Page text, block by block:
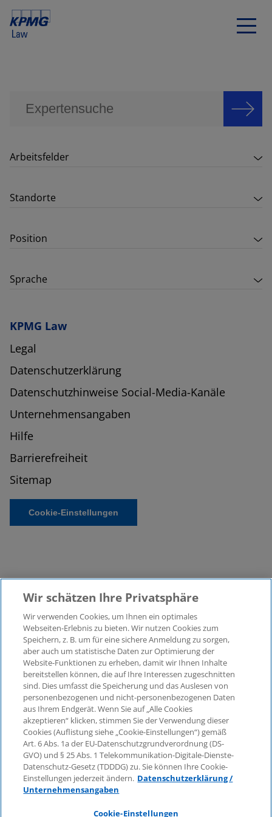
Arbeitsfelder
Standorte
Position
Sprache
KPMG Law
Legal
Datenschutzerklärung
Datenschutzhinweise Social-Media-Kanäle
Unternehmensangaben
Hilfe
Barrierefreiheit
Sitemap
Cookie-Einstellungen
©2026 KPMG Law Rechtsanwaltsgesellschaft mbH,
assoziiert mit der KPMG AG
Wirtschaftsprüfungsgesellschaft, einer
Aktiengesellschaft nach deutschem Recht und ein
Mitglied der globalen KPMG-Organisation
unabhängiger Mitgliedsfirmen, die KPMG International
Limited, einer Private English Company Limited by
Guarantee, angeschlossen sind. Alle Rechte
vorbehalten. Für weitere Einzelheiten über die Struktur
der globalen Organisation von KPMG besuchen Sie
bittehttps://home.kpmg/governance.
KPMG International erbringt keine Dienstleistungen für
Kunden. Keine Mitgliedsfirma ist befugt, KPMG
International oder eine andere Mitgliedsfirma
Wir schätzen Ihre Privatsphäre
Wir verwenden Cookies, um Ihnen ein optimales
Webseiten-Erlebnis zu bieten. Wir nutzen Cookies zum
Speichern, z. B. um für eine sichere Anmeldung zu sorgen,
aber auch um statistische Daten zur Optimierung der
Website-Funktionen zu erheben, damit wir Ihnen Inhalte
bereitstellen können, die auf Ihre Interessen zugeschnitten
sind. Dies umfasst die Speicherung und das Auslesen von
personenbezogenen und nicht-personenbezogenen Daten
aus Ihrem Endgerät. Wenn Sie auf „Alle Cookies
akzeptieren“ klicken, stimmen Sie der Verwendung dieser
Cookies (Auflistung siehe „Cookie-Einstellungen“) gemäß
Art. 6 Abs. 1a der EU-Datenschutzgrundverordnung (DS-
GVO) und § 25 Abs. 1 Telekommunikation-Digitale-Dienste-
Datenschutz-Gesetz (TDDDG) zu. Sie können Ihre Cookie-
Einstellungen jederzeit ändern. Datenschutzerklärung /
Unternehmensangaben
Cookie-Einstellungen